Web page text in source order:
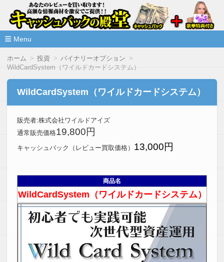
情報商材激安サイト・キャッシ
ュバックの殿堂
高額な情報商材をレビューを買い取ることで激安で購入できま
Menu
ホーム 投資
バイナリーオプション
WildCardSystem（ワイルドカードシステム）
WildCardSystem（ワイルドカードシステム）
販売者:株式会社ワイルドアイズ
通常販売価格19,800円
キャッシュバック（レビュー買取価格） 13,000円
商品名
WildCardSystem（ワイルドカードシステム）